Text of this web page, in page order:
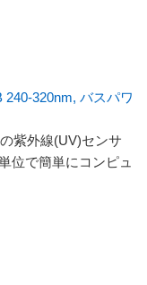
320nm, バスパワ
紫外線(UV)センサ
位で簡単にコンピュ